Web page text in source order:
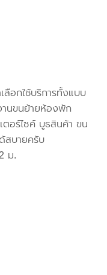
ลือกใช้บริการทั้งแบบ
านขนย้ายห้องพัก
อร์ไซค์ บูธสินค้า ขน
สบายครับ
ม.